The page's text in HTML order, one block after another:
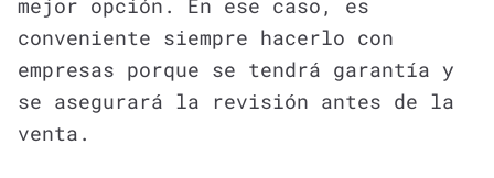
mejor opción. En ese caso, es
conveniente siempre hacerlo con
empresas porque se tendrá garantía y
se asegurará la revisión antes de la
venta.